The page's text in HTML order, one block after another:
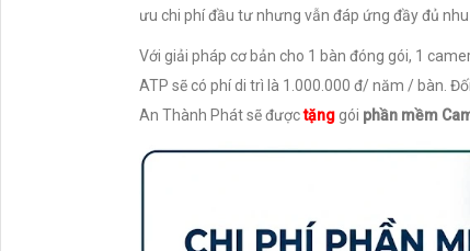
ưu chi phí đầu tư nhưng vẫn đáp ứng đầy đủ
Với giải pháp cơ bản cho 1 bàn đóng gói, 1
ATP sẽ có phí di trì là 1.000.000 đ/ năm / bàn.
An Thành Phát sẽ đượctặng gói phần mềm